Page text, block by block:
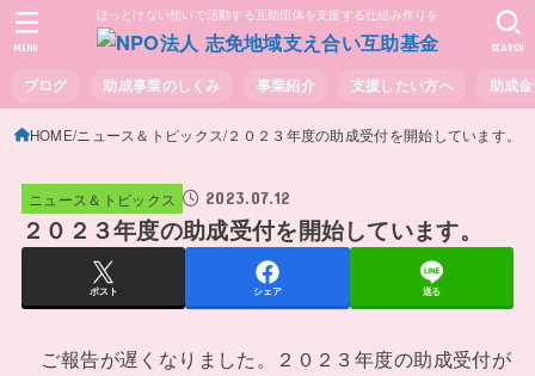
ほっとけない想いで活動する互助団体を支援する仕組み作りを
ブログ 助成事業のしくみ 事業紹介 支援したい方へ 助成
SEARCH
MENU
HOME ニュース＆トピックス ２０２３年度の助成受付を開始しています。
ニュース＆トピックス 2023.07.12
２０２３年度の助成受付を開始しています。
ポスト シェア 送る
ご報告が遅くなりました。２０２３年度の助成受付が